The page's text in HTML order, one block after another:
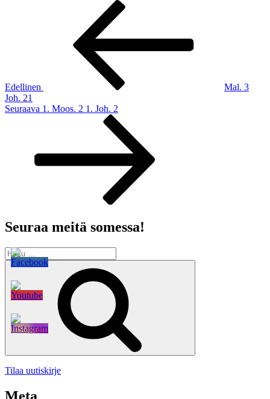
Edellinen
Mal. 3
Joh. 21
Seuraava
Seuraava 1. Moos. 2 1. Joh. 2
Seuraa meitä somessa!
Etsi:
Tilaa uutiskirje
Meta